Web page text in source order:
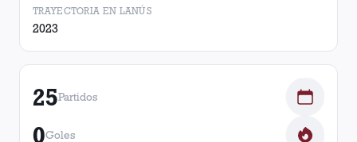
TRAYECTORIA EN LANÚS
2023
25Partidos
0Goles